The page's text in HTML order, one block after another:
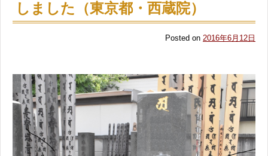
しました（東京都・西蔵院）
Posted on 2016年6月12日